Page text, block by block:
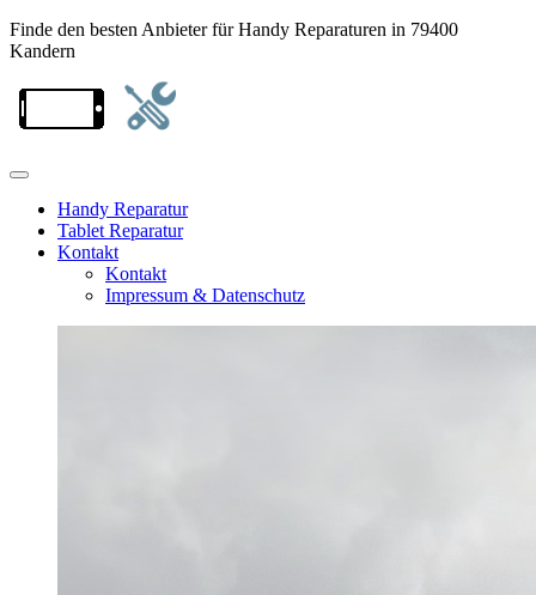
Finde den besten Anbieter für Handy Reparaturen in 79400
Kandern
Handy Reparatur
Tablet Reparatur
Kontakt
Kontakt
Impressum & Datenschutz